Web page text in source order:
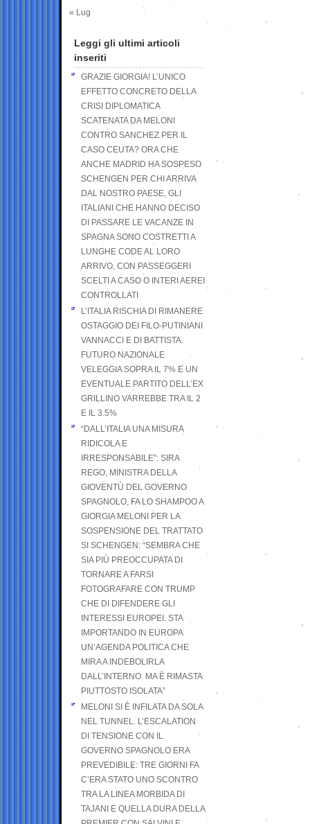
« Lug
Leggi gli ultimi articoli
inseriti
GRAZIE GIORGIA! L’UNICO
EFFETTO CONCRETO DELLA
CRISI DIPLOMATICA
SCATENATA DA MELONI
CONTRO SANCHEZ PER IL
CASO CEUTA? ORA CHE
ANCHE MADRID HA SOSPESO
SCHENGEN PER CHI ARRIVA
DAL NOSTRO PAESE, GLI
ITALIANI CHE HANNO DECISO
DI PASSARE LE VACANZE IN
SPAGNA SONO COSTRETTI A
LUNGHE CODE AL LORO
ARRIVO, CON PASSEGGERI
SCELTI A CASO O INTERI AEREI
CONTROLLATI
L’ITALIA RISCHIA DI RIMANERE
OSTAGGIO DEI FILO-PUTINIANI
VANNACCI E DI BATTISTA.
FUTURO NAZIONALE
VELEGGIA SOPRA IL 7% E UN
EVENTUALE PARTITO DELL’EX
GRILLINO VARREBBE TRA IL 2
E IL 3.5%
“DALL’ITALIA UNA MISURA
RIDICOLA E
IRRESPONSABILE”: SIRA
REGO, MINISTRA DELLA
GIOVENTÙ DEL GOVERNO
SPAGNOLO, FA LO SHAMPOO A
GIORGIA MELONI PER LA
SOSPENSIONE DEL TRATTATO
SI SCHENGEN: “SEMBRA CHE
SIA PIÙ PREOCCUPATA DI
TORNARE A FARSI
FOTOGRAFARE CON TRUMP
CHE DI DIFENDERE GLI
INTERESSI EUROPEI. STA
IMPORTANDO IN EUROPA
UN’AGENDA POLITICA CHE
MIRA A INDEBOLIRLA
DALL’INTERNO. MA È RIMASTA
PIUTTOSTO ISOLATA”
MELONI SI È INFILATA DA SOLA
NEL TUNNEL. L’ESCALATION
DI TENSIONE CON IL
GOVERNO SPAGNOLO ERA
PREVEDIBILE: TRE GIORNI FA
C’ERA STATO UNO SCONTRO
TRA LA LINEA MORBIDA DI
TAJANI E QUELLA DURA DELLA